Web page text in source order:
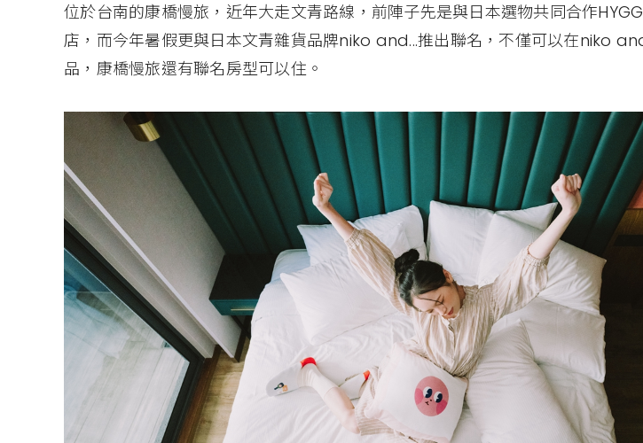
位於台南的康橋慢旅，近年大走文青路線，前陣子先是與日本選物共同合作
店，而今年暑假更與日本文青雜貨品牌niko and...推出聯名，不僅可以在niko
品，康橋慢旅還有聯名房型可以住。